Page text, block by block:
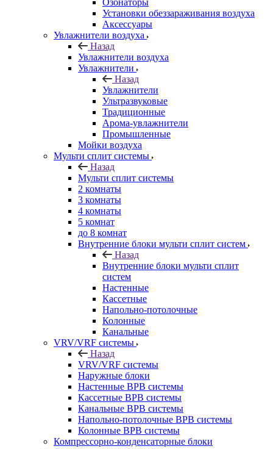
Озонаторы
Установки обеззараживания воздуха
Аксессуары
Увлажнители воздуха
Назад
Увлажнители воздуха
Увлажнители
Назад
Увлажнители
Ультразвуковые
Традиционные
Арома-увлажнители
Промышленные
Мойки воздуха
Мульти сплит системы
Назад
Мульти сплит системы
2 комнаты
3 комнаты
4 комнаты
5 комнат
до 8 комнат
Внутренние блоки мульти сплит систем
Назад
Внутренние блоки мульти сплит
систем
Настенные
Кассетные
Напольно-потолочные
Колонные
Канальные
VRV/VRF системы
Назад
VRV/VRF системы
Наружные блоки
Настенные ВРВ системы
Кассетные ВРВ системы
Канальные ВРВ системы
Напольно-потолочные ВРВ системы
Колонные ВРВ системы
Компрессорно-конденсаторные блоки